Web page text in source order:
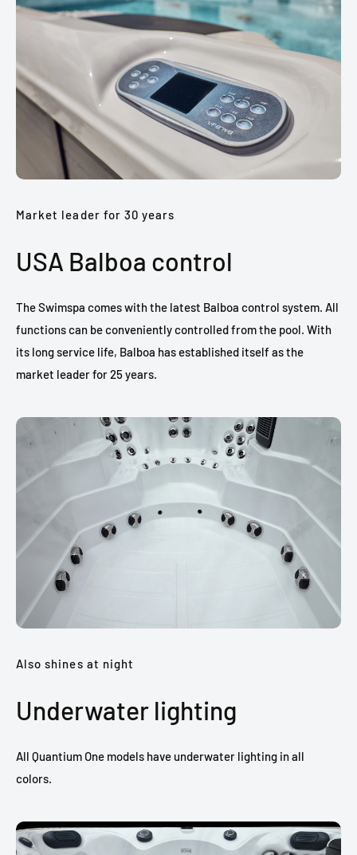
Market leader for 30 years
USA Balboa control
The Swimspa comes with the latest Balboa control system. All
functions can be conveniently controlled from the pool. With
its long service life, Balboa has established itself as the
market leader for 25 years.
Also shines at night
Underwater lighting
All Quantium One models have underwater lighting in all
colors.